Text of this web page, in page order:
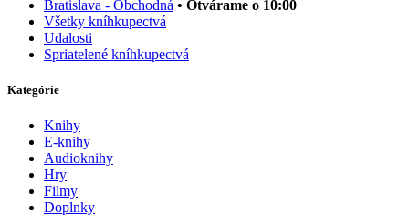
Bratislava - Obchodná • Otvárame o 10:00
Všetky kníhkupectvá
Udalosti
Spriatelené kníhkupectvá
Kategórie
Knihy
E-knihy
Audioknihy
Hry
Filmy
Doplnky